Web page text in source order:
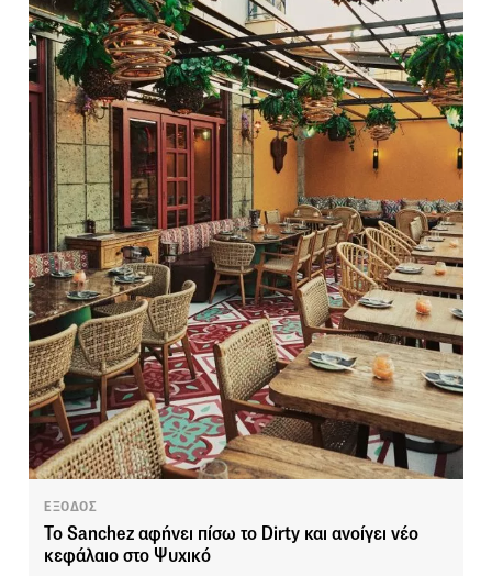
ΕΞΟΔΟΣ
Το Sanchez αφήνει πίσω το Dirty και ανοίγει νέο
κεφάλαιο στο Ψυχικό